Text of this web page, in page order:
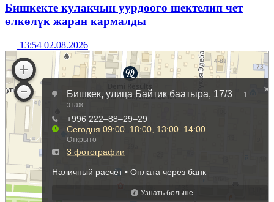
Бишкекте кулакчын уурдоого шектелип чет
өлкөлүк жаран кармалды
13:54 02.08.2026